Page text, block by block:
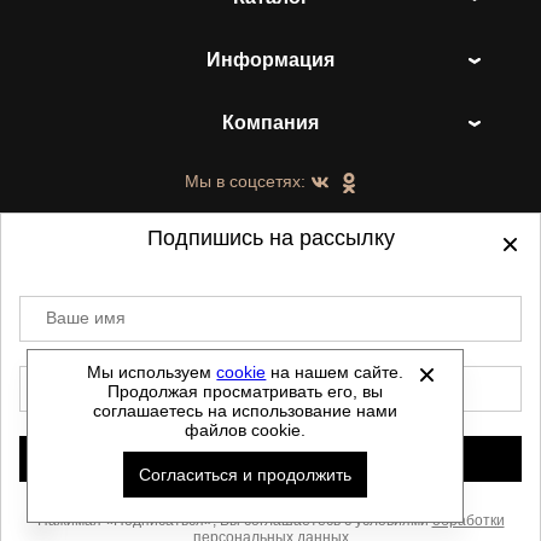
Информация
Компания
Мы в соцсетях:
©2021-2026 - ShoesTown.ru - все права
защищены.
Данный сайт не является интернет магазином и
не является публичной офертой.
Политика обработки персональных данных
Автоматизировано -
Скачать прайс
Мы используемcookie на нашем сайте.
Продолжая просматривать его, вы
соглашаетесь на использование нами
файлов cookie.
Согласиться и продолжить
Подпишись на рассылку
Ваше имя
Нажимая «Подписаться», Вы соглашаетесь с условиямиобработки
персональных данных